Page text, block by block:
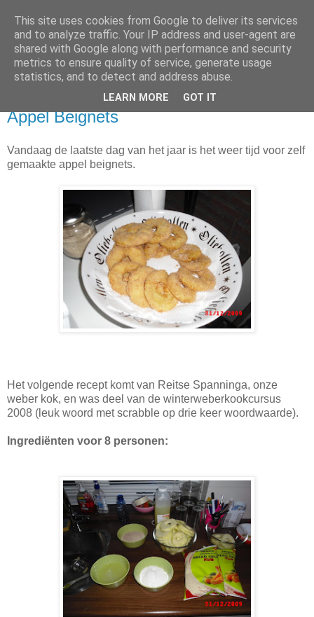
Easterwood BBQ
BBQ and Pastry
vrijdag 31 december 2010
Appel Beignets
Vandaag de laatste dag van het jaar is het weer tijd voor zelf
gemaakte appel beignets.
Het volgende recept komt van Reitse Spanninga, onze
weber kok, en was deel van de winterweberkookcursus
2008 (leuk woord met scrabble op drie keer woordwaarde).
Ingrediënten voor 8 personen:
This site uses cookies from Google to deliver its services
and to analyze traffic. Your IP address and user-agent are
shared with Google along with performance and security
metrics to ensure quality of service, generate usage
statistics, and to detect and address abuse.
LEARN MORE GOT IT